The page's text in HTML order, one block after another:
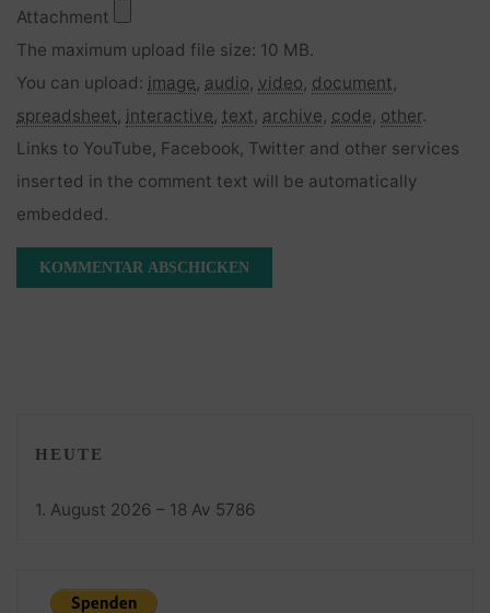
Attachment
The maximum upload file size: 10 MB.
You can upload: image, audio, video, document,
spreadsheet, interactive, text, archive, code, other.
Links to YouTube, Facebook, Twitter and other services
inserted in the comment text will be automatically
embedded.
HEUTE
1. August 2026 – 18 Av 5786